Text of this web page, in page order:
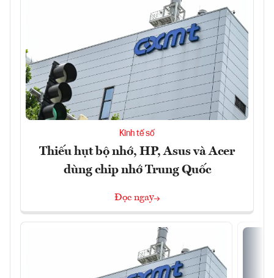
Kinh tế số
Thiếu hụt bộ nhớ, HP, Asus và Acer
dùng chip nhớ Trung Quốc
Đọc ngay